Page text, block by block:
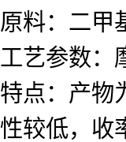
原料：二甲
工艺参数：
特点：产物
性较低，收